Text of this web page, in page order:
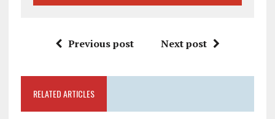
Previous post Next post
RELATED ARTICLES